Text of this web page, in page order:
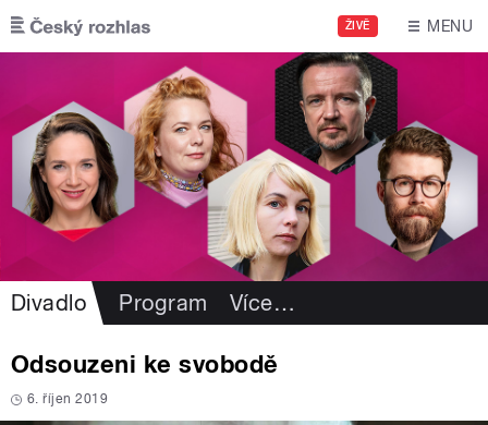
Přejít k hlavnímu obsahu
ŽIVĚ MENU
Divadlo Program Více…
Odsouzeni ke svobodě
6. říjen 2019